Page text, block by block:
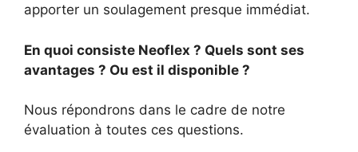
apporter un soulagement presque immédiat.
En quoi consiste Neoflex ? Quels sont ses
avantages ? Ou est il disponible ?
Nous répondrons dans le cadre de notre
évaluation à toutes ces questions.